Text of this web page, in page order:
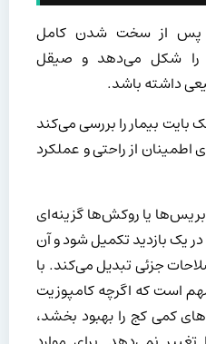
پس از سخت شدن کامل
را شکل می‌دهد و صیقل
داشته باشد.
بایت بیمار را بررسی می‌کند
اطمینان از راحتی و عملکرد
بریس‌ها یا روکش‌ها گزینه‌ای
یک بازدید تکمیل شود و آن
جزئی تبدیل می‌کند. با
است که اگرچه کامپوزیت
کمی کج را بهبود بخشد،